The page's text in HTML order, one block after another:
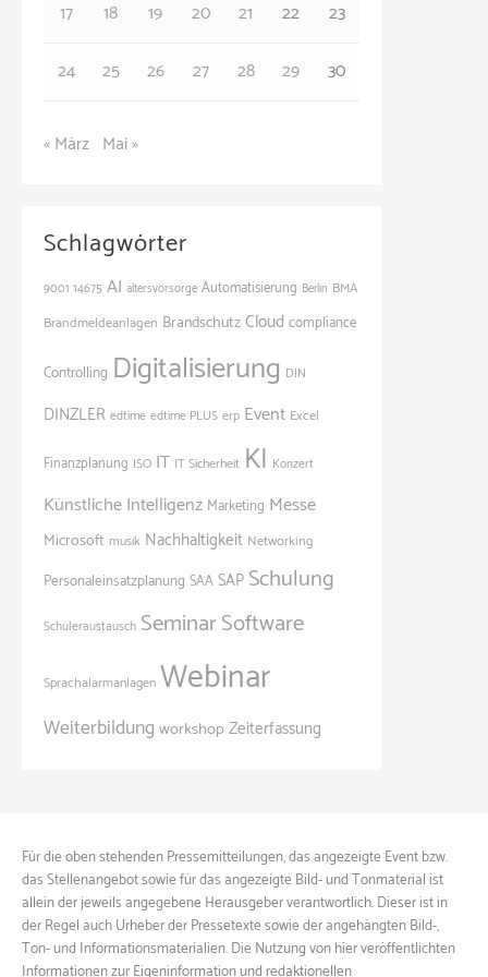
17
18 19 20 21 22
23
24
25 26 27 28 29 30
« März Mai »
Schlagwörter
9001 14675 AI altersvorsorge Automatisierung Berlin BMA
Brandmeldeanlagen BrandschutzCloud compliance
Controlling Digitalisierung DIN
DINZLER edtime edtime PLUS erp Event Excel
Finanzplanung ISO IT IT Sicherheit KI Konzert
Künstliche Intelligenz Marketing Messe
Microsoft musik Nachhaltigkeit Networking
Personaleinsatzplanung SAASAP Schulung
Schüleraustausch SeminarSoftware
Sprachalarmanlagen Webinar
Weiterbildung workshop Zeiterfassung
Für die oben stehenden Pressemitteilungen, das angezeigte Event bzw.
das Stellenangebot sowie für das angezeigte Bild- und Tonmaterial ist
allein der jeweils angegebene Herausgeber verantwortlich. Dieser ist in
der Regel auch Urheber der Pressetexte sowie der angehängten Bild-,
Ton- und Informationsmaterialien. Die Nutzung von hier veröffentlichten
Informationen zur Eigeninformation und redaktionellen